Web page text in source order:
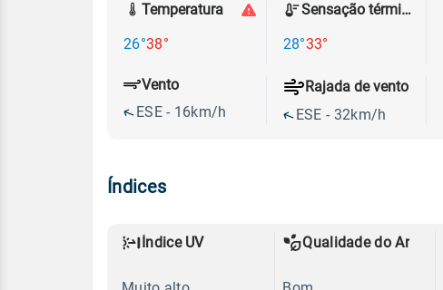
Temperatura
26°38°
Sensação térmica
28°33°
Vento
ESE - 16km/h
Rajada de vento
ESE - 32km/h
Índices
Índice UV Qualidade do Ar